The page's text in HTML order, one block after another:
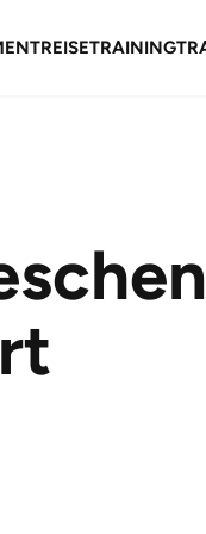
REISETRAINING